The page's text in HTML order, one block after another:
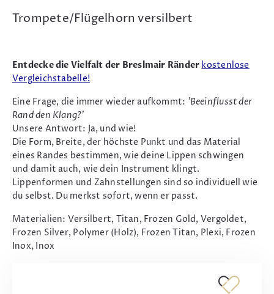
Trompete/Flügelhorn versilbert
Entdecke die Vielfalt der Breslmair Ränder kostenlose
Vergleichstabelle!
Eine Frage, die immer wieder aufkommt: 'Beeinflusst der
Rand den Klang?'
Unsere Antwort: Ja, und wie!
Die Form, Breite, der höchste Punkt und das Material
eines Randes bestimmen, wie deine Lippen schwingen
und damit auch, wie dein Instrument klingt.
Lippenformen und Zahnstellungen sind so individuell wie
du selbst. Du merkst sofort, wenn er passt.
Materialien: Versilbert, Titan, Frozen Gold, Vergoldet,
Frozen Silver, Polymer (Holz), Frozen Titan, Plexi, Frozen
Inox, Inox